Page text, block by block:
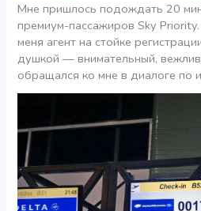
Мне пришлось подождать 20
премиум-пассажиров Sky
меня агент на стойке
душкой — внимательный,
обращался ко мне в диалоге по